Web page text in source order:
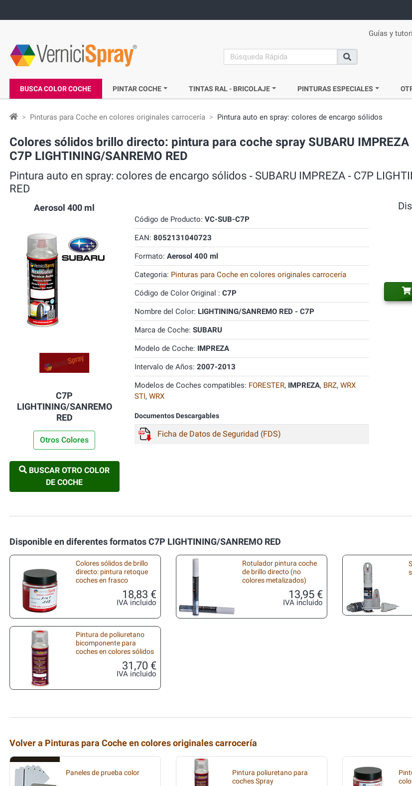
Guías y
search
Buscar
BUSCA COLOR COCHE PINTAR COCHE TINTAS RAL - BRICOLAJE PINTURAS ESPECIALES
Pinturas para Coche en colores originales carrocería Pintura auto en spray: colores de encargo sólidos
Colores sólidos brillo directo: pintura para coche spray SUBARU
C7P LIGHTINING/SANREMO RED
Pintura auto en spray: colores de encargo sólidos ‐ SUBARU IMPREZA ‐ C7P
RED
Aerosol 400 ml
C7P
LIGHTINING/SANREMO
RED
Otros Colores
BUSCAR OTRO COLOR
DE COCHE
Código de Producto: VC-SUB-C7P
EAN: 8052131040723
Formato: Aerosol 400 ml
Categoria: Pinturas para Coche en colores originales carrocería
Código de Color Original : C7P
Nombre del Color: LIGHTINING/SANREMO RED - C7P
Marca de Coche: SUBARU
Modelo de Coche: IMPREZA
Intervalo de Años: 2007-2013
Modelos de Coches compatibles: FORESTER, IMPREZA, BRZ, WRX
STI, WRX
Documentos Descargables
Ficha de Datos de Seguridad (FDS)
Disponible en diferentes formatos C7P LIGHTINING/SANREMO RED
Colores sólidos de brillo
directo: pintura retoque
coches en frasco
18,83 €
IVA incluido
Rotulador pintura coche
de brillo directo (no
colores metalizados)
13,95 €
IVA incluido
Pintura de poliuretano
bicomponente para
coches en colores sólidos
31,70 €
IVA incluido
Volver a Pinturas para Coche en colores originales carrocería
Paneles de prueba color
Pintura poliuretano para
coches Spray